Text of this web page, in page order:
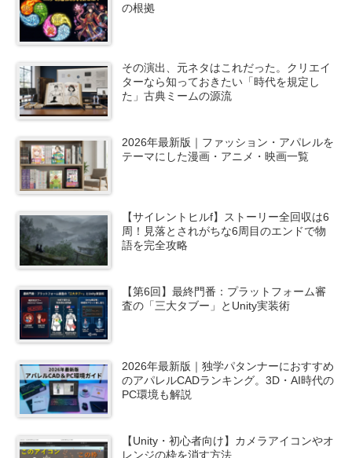
の根拠
その演出、元ネタはこれだった。クリエイ
ターなら知っておきたい「時代を規定し
た」古典ミームの源流
2026年最新版｜ファッション・アパレルを
テーマにした漫画・アニメ・映画一覧
【サイレントヒルf】ストーリー全回収は6
周！見落とされがちな6周目のエンドで物
語を完全攻略
【第6回】最終門番：プラットフォーム審
査の「三大タブー」とUnity実装術
2026年最新版｜独学パタンナーにおすすめ
のアパレルCADランキング。3D・AI時代の
PC環境も解説
【Unity・初心者向け】カメラアイコンやオ
レンジの枠を消す方法